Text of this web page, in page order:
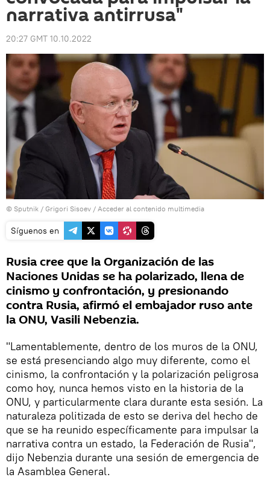
narrativa antirrusa"
20:27 GMT 10.10.2022
© Sputnik / Grigori Sisoev / Acceder al contenido multimedia
Síguenos en
Rusia cree que la Organización de las
Naciones Unidas se ha polarizado, llena de
cinismo y confrontación, y presionando
contra Rusia, afirmó el embajador ruso ante
la ONU, Vasili Nebenzia.
"Lamentablemente, dentro de los muros de la ONU,
se está presenciando algo muy diferente, como el
cinismo, la confrontación y la polarización peligrosa
como hoy, nunca hemos visto en la historia de la
ONU, y particularmente clara durante esta sesión. La
naturaleza politizada de esto se deriva del hecho de
que se ha reunido específicamente para impulsar la
narrativa contra un estado, la Federación de Rusia",
dijo Nebenzia durante una sesión de emergencia de
la Asamblea General.